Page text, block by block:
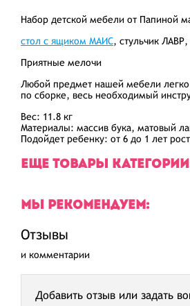
Набор детской мебели от Папиной
стол с ящиком МАИС, стульчик
Приятные мелочи
Любой предмет нашей мебели легко
по сборке, весь необходимый
Вес: 11.8 кг
Материалы: массив бука, матовый
Подойдет ребенку: от 6 до 1 лет
ЕЩЕ ТОВАРЫ
МЫ РЕКОМЕНДУЕМ:
Отзывы
и комментарии
Добавить отзыв или задать